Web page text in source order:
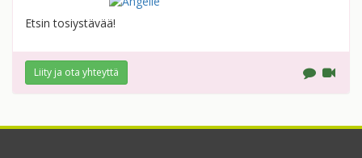
Etsin tosiystävää!
Liity ja ota yhteyttä